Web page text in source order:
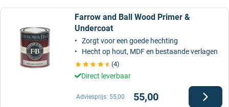
Farrow and Ball Wood Primer &
Undercoat
Zorgt voor een goede hechting
Hecht op hout, MDF en bestaande verlagen
(4)
Direct leverbaar
55,00
Adviesprijs: 55,00